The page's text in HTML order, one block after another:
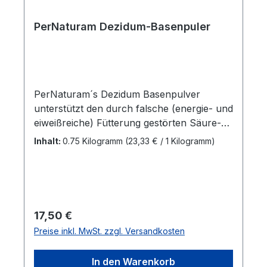
PerNaturam Dezidum-Basenpuler
PerNaturam´s Dezidum Basenpulver
unterstützt den durch falsche (energie- und
eiweißreiche) Fütterung gestörten Säure-
Basen-Haushalt. Die instabile
Nährstoffe nicht mehr erfolgen kann. Ein
Gasaustausch wird dadurch erschwert. Die
übersäuerten Zellen und Säuredepots
können allein durch eine Futterumstellung
Inhalt: 0.75 Kilogramm (23,33 € / 1 Kilogramm)
Regulärer Preis:
17,50 €
Preise inkl. MwSt. zzgl. Versandkosten
In den Warenkorb